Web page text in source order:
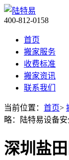
400-812-0158
首页
搬家服务
收费标准
搬家资讯
联系我们
当前位置： 首页>
略：陆特易设备
深圳盐